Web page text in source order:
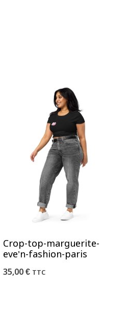
Crop-top-marguerite-
eve’n-fashion-paris
35,00€ TTC